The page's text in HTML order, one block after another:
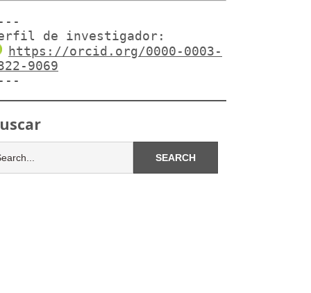
de investigador:
https://orcid.org/0000-0003-
9069